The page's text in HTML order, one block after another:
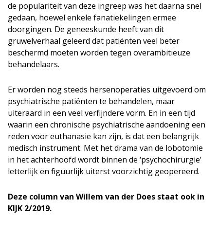
de populariteit van deze ingreep was het daarna snel
gedaan, hoewel enkele fanatiekelingen ermee
doorgingen. De geneeskunde heeft van dit
gruwelverhaal geleerd dat patiënten veel beter
beschermd moeten worden tegen overambitieuze
behandelaars.
Er worden nog steeds hersenoperaties uitgevoerd om
psychiatrische patiënten te behandelen, maar
uiteraard in een veel verfijndere vorm. En in een tijd
waarin een chronische psychiatrische aandoening een
reden voor euthanasie kan zijn, is dat een belangrijk
medisch instrument. Met het drama van de lobotomie
in het achterhoofd wordt binnen de ‘psychochirurgie’
letterlijk en figuurlijk uiterst voorzichtig geopereerd.
Deze column van Willem van der Does staat ook in
KIJK 2/2019.